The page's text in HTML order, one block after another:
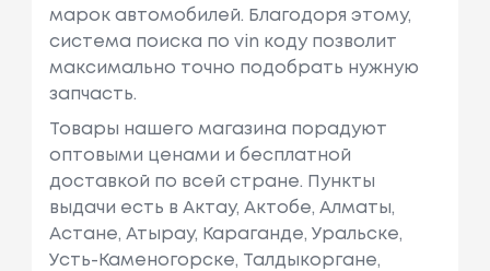
марок автомобилей. Благодоря этому,
система поиска по vin коду позволит
максимально точно подобрать нужную
запчасть.
Товары нашего магазина порадуют
оптовыми ценами и бесплатной
доставкой по всей стране. Пункты
выдачи есть в Актау, Актобе, Алматы,
Астане, Атырау, Караганде, Уральске,
Усть-Каменогорске, Талдыкоргане,